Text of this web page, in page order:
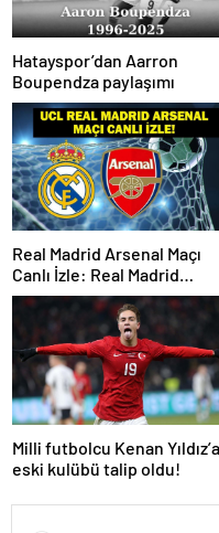
Hatayspor’dan Aarron
Boupendza paylaşımı
Real Madrid Arsenal Maçı
Canlı İzle: Real Madrid
Arsenal Maçı Hangi
Real Madrid Arsenal Maçı
Zaman, Saat Kaçta? İşte Maç
Kadrosu
Milli futbolcu Kenan Yıldız’a
eski kulübü talip oldu!